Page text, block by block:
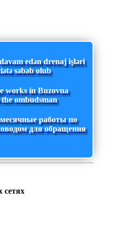
edən drenaj işləri
səbəb olub
works in Buzovna
ombudsman
работы по
для обращения
сетях